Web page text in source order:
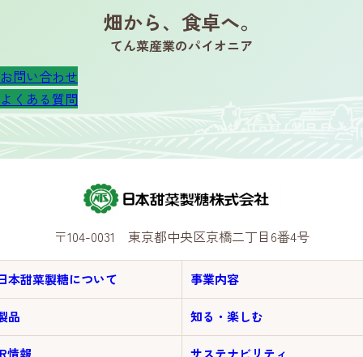
畑から、食卓へ。
てん菜産業のパイオニア
お問い合わせ
よくある質問
〒104-0031 東京都中央区京橋二丁目6番4号
本甜菜製糖について 事業内容
品 知る・楽しむ
情報 サステナビリティ